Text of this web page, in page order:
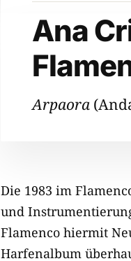
Ana
Arpaora
Die 1983 im
und
Flamenco hiermit
Harfenalbum